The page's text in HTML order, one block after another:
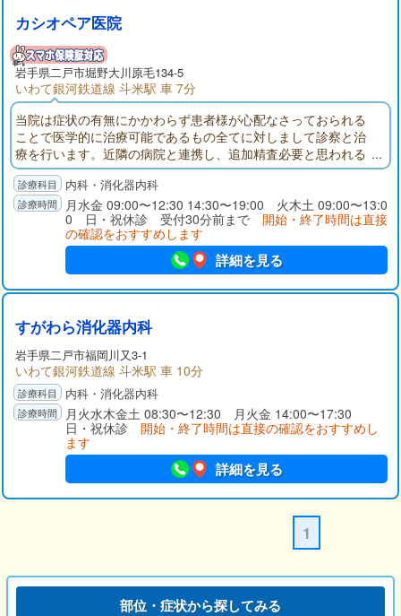
カシオペア医院
岩手県二戸市堀野大川原毛134-5
いわて銀河鉄道線 斗米駅 車 7分
当院は症状の有無にかかわらず患者様が心配なさっておられる
ことで医学的に治療可能であるもの全てに対しまして診察と治
療を行います。近隣の病院と連携し、追加精査必要と思われる
患者様や長期入院加療が必要な患者様は説明と同意をいただい
た上でなるべく早期の紹介受診をさせていただきます。可能な
限り皆様のご要望に、お答えできるような治療プランをご用意
しております。
内科・消化器内科
月水金 09:00〜12:30 14:30〜19:00 火木土 09:00〜13:0
0 日・祝休診 受付30分前まで 開始・終了時間は直接
の確認をおすすめします
詳細を見る
すがわら消化器内科
岩手県二戸市福岡川又3-1
いわて銀河鉄道線 斗米駅 車 10分
内科・消化器内科
月火水木金土 08:30〜12:30 月火金 14:00〜17:30
日・祝休診 開始・終了時間は直接の確認をおすすめし
ます
詳細を見る
1
部位・症状から探してみる